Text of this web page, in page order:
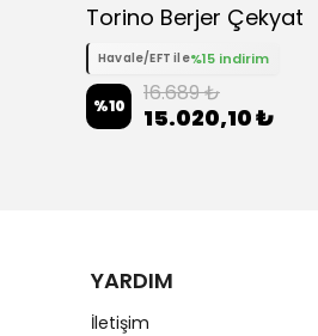
Torino Berjer Çekyat
Havale/EFT ile%15 indirim
%10 16.689 ₺
15.020,10 ₺
YARDIM
İletişim